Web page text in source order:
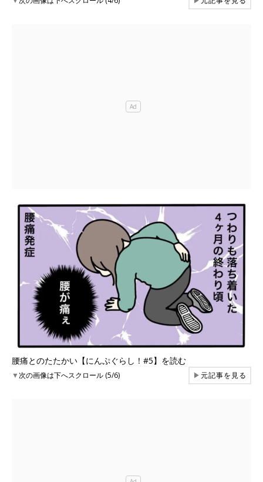
腰痛とのたたかい【にんぷぐらし！#5】を読む
▼次の画像は下へスクロール (5/6) ▶元記事を見る